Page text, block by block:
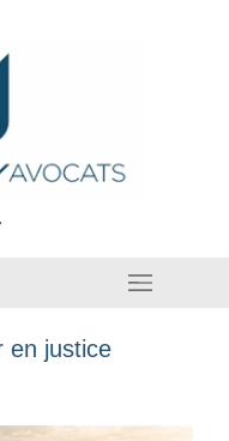
en justice